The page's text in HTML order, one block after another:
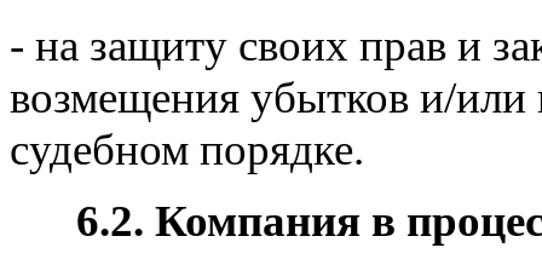
- на защиту своих прав и
возмещения убытков и/или
судебном порядке.
6.2. Компания в